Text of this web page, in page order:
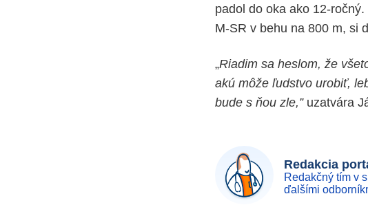
padol do oka ako 12-
M-SR v behu na 800 m, si
„Riadim sa heslom, že
akú môže ľudstvo urobiť,
bude s ňou zle,” uzatvára
Redakcia
Redakčný tím v
ďalšími